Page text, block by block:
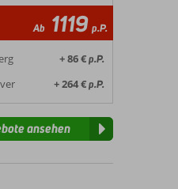
Ab 1119 p.P.
+ 86 €p.P.
+ 264 €p.P.
ansehen